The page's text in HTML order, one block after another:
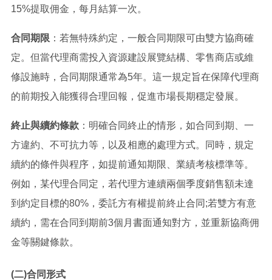
15%提取佣金，每月結算一次。
合同期限 ：若無特殊約定，一般合同期限可由雙方協商確
定。但當代理商需投入資源建設展覽結構、零售商店或維
修設施時，合同期限通常為5年。這一規定旨在保障代理商
的前期投入能獲得合理回報，促進市場長期穩定發展。
終止與續約條款：明確合同終止的情形，如合同到期、一
方違約、不可抗力等，以及相應的處理方式。同時，規定
續約的條件與程序，如提前通知期限、業績考核標準等。
例如，某代理合同定，若代理方連續兩個季度銷售額未達
到約定目標的80%，委託方有權提前終止合同;若雙方有意
續約，需在合同到期前3個月書面通知對方，並重新協商佣
金等關鍵條款。
(二)合同形式